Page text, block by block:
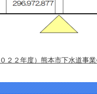
２２年度）熊本市下水道事